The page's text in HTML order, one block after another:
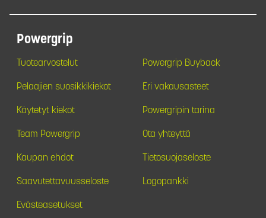
Powergrip
Tuotearvostelut Powergrip Buyback
Pelaajien suosikkikiekot Eri vakausasteet
Käytetyt kiekot Powergripin tarina
Team Powergrip Ota yhteyttä
Kaupan ehdot Tietosuojaseloste
Saavutettavuusseloste Logopankki
Evästeasetukset